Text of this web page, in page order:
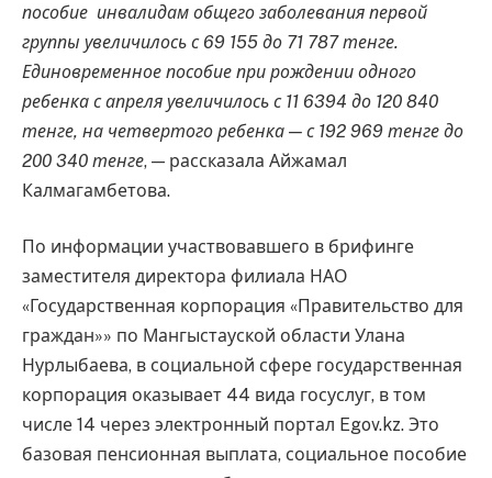
пособие инвалидам общего заболевания первой
группы увеличилось с 69 155 до 71 787 тенге.
Единовременное пособие при рождении одного
ребенка с апреля увеличилось с 11 6394 до 120 840
тенге, на четвертого ребенка — с 192 969 тенге до
200 340 тенге, — рассказала Айжамал
Калмагамбетова.
По информации участвовавшего в брифинге
заместителя директора филиала НАО
«Государственная корпорация «Правительство для
граждан»» по Мангыстауской области Улана
Нурлыбаева, в социальной сфере государственная
корпорация оказывает 44 вида госуслуг, в том
числе 14 через электронный портал Egov.kz. Это
базовая пенсионная выплата, социальное пособие